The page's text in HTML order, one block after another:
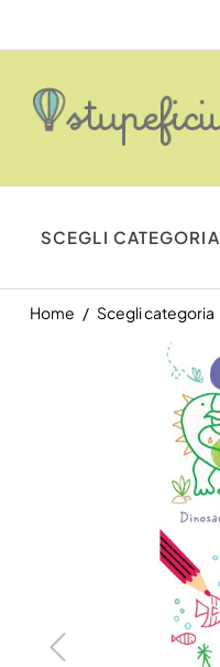
SCEGLI CATEGORIA
Home Scegli categoria